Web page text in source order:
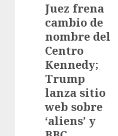
Juez frena
cambio de
nombre del
Centro
Kennedy;
Trump
lanza sitio
web sobre
‘aliens’ y